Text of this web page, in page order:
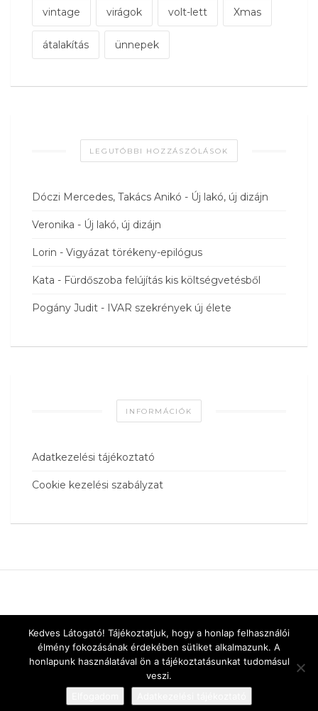
vintage virágok volt-lett Xmas
átalakítás ünnepek
LEGUTÓBBI HOZZÁSZÓLÁSOK
Dóczi Mercedes, Takács Anikó - Új lakó, új dizájn
Veronika - Új lakó, új dizájn
Lorin - Vigyázat törékeny-epilógus
Kata - Fürdőszoba felújítás kis költségvetésből
Pogány Judit - IVAR szekrények új élete
INFORMÁCIÓK
Adatkezelési tájékoztató
Cookie kezelési szabályzat
Kedves Látogató! Tájékoztatjuk, hogy a honlap felhasználói
élmény fokozásának érdekében sütiket alkalmazunk. A
honlapunk használatával ön a tájékoztatásunkat tudomásul
veszi.